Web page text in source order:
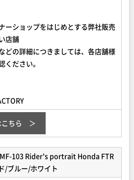
ーショップをはじめとする弊社販売
店舗
どの詳細につきましては、各店舗様
ください。
ちら
MF-103 Rider's portrait Honda FTR
/ブルー/ホワイト